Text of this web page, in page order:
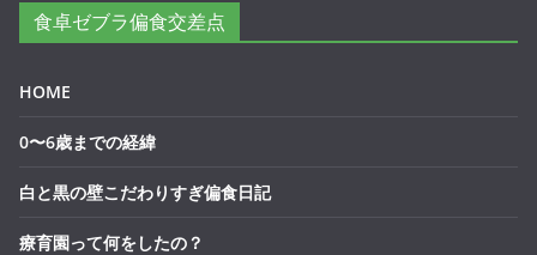
食卓ゼブラ偏食交差点
HOME
0〜6歳までの経緯
白と黒の壁こだわりすぎ偏食日記
療育園って何をしたの？